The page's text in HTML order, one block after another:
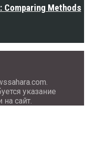
Comparing Methods
указание
сайт.